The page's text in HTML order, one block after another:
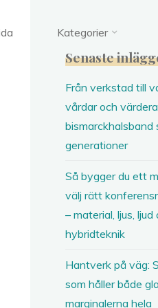
Kategorier
Senaste
Från verkstad till
vårdar och
bismarckhalsband
generationer
Så bygger du ett
välj rätt
– material, ljus,
hybridteknik
Hantverk på väg:
som håller både
marginalerna hela